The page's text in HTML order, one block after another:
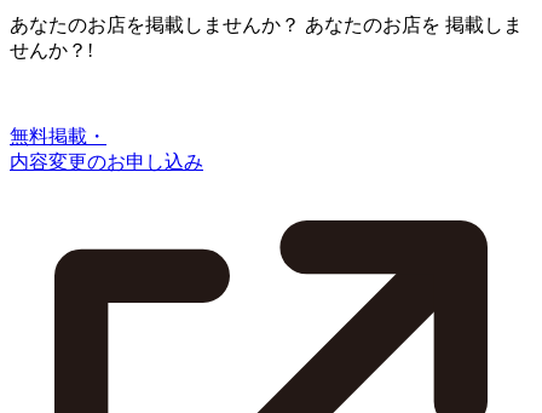
あなたのお店を掲載しませんか？ あなたのお店を 掲載しま
せんか？!
無料掲載・
内容変更のお申し込み